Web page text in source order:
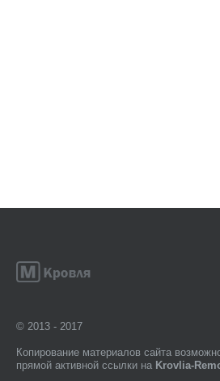
© 2013 - 2017
Копирование материалов сайта
прямой активной ссылки на Krovlia-